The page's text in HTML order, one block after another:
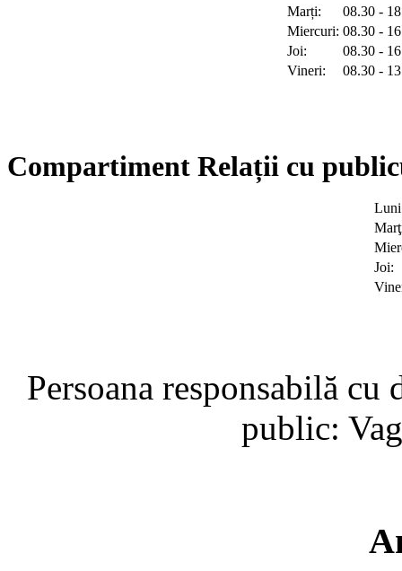
Marți:
08.30 -
Miercuri: 08.30 -
Joi:
08.30 -
Vineri:
08.30 -
Compartiment Relații cu
Joi:
Persoana responsabilă
public: